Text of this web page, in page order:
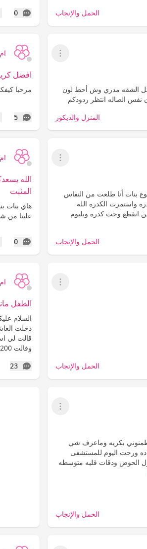
الحمل والإنجاب 0
التعليقات
عرض القائمة
الشقه مدري وش أحط لون
الصاله انتظر ردودكم
المنزل والديكور
افضل
مرحبا
5
التعليقات
عرض القائمة
بنات أنا طلعت من النفاس
واستمرت الكدره الله
انقطع وجت كدره وبليوم
الحمل والإنجاب
الله
المثبت
هاي بنات
علينا من
0
التعليقات
عرض القائمة
الحمل والإنجاب
الطفل
السلام
دخلت
قالت لي
وقالت 200% قيصريه وطلعت على مسؤليتي بعد...
23
التعليقات
عرض القائمة
طمنوني بكريه وماعرف شي
ورحت اليوم للمستشفى
الحوض ودقات قلبه متوسطه
الحمل والإنجاب